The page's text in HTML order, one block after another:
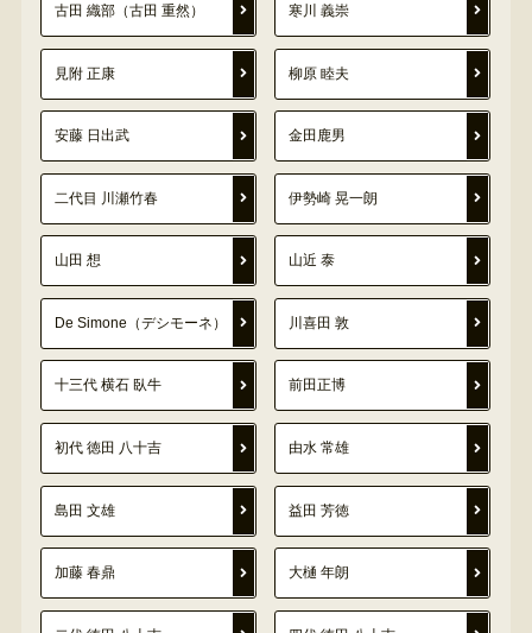
古田 織部（古田 重然） 寒川 義崇
見附 正康 柳原 睦夫
安藤 日出武 金田鹿男
二代目 川瀬竹春 伊勢崎 晃一朗
山田 想 山近 泰
De Simone（デシモーネ） 川喜田 敦
十三代 横石 臥牛 前田正博
初代 徳田 八十吉 由水 常雄
島田 文雄 益田 芳徳
加藤 春鼎 大樋 年朗